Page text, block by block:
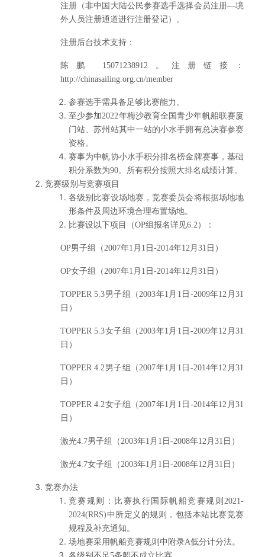
注册（非中国大陆公民参赛选手选择会员注册—境
外人员注册通道进行注册登记）。
注册后台技术支持：
陈鹏 15071238912。注册链接：
http://chinasailing.org.cn/member
参赛选手需具备足够比赛能力。
至少参加2022年梅沙教育全国青少年帆船联赛厦
门站、苏州站其中一站的小水手拥有总决赛参赛
资格。
赛事为中帆协小水手积分排名榜金牌赛事，基础
积分系数为90。所有积分按照大排名成绩计算。
竞赛级别与竞赛项目
各级别比赛设场地赛，竞赛委员会将根据场地地
形条件及周边环境合理布置场地。
比赛设以下项目（OP组报名详见6.2）：
OP男子组（2007年1月1日-2014年12月31日）
OP女子组（2007年1月1日-2014年12月31日）
TOPPER 5.3男子组（2003年1月1日-2009年12月31
日）
TOPPER 5.3女子组（2003年1月1日-2009年12月31
日）
TOPPER 4.2 男子组（2007年1月1日-2014年12月31
日）
TOPPER 4.2女子组（2007年1月1日-2014年12月31
日）
激光4.7男子组（2003年1月1日-2008年12月31日）
激光4.7女子组（2003年1月1日-2008年12月31日）
竞赛办法
竞赛规则：比赛执行国际帆船竞赛规则2021-
2024(RRS)中所定义的规则，包括本站比赛竞赛
规程及补充通知。
场地赛采用帆船竞赛规则中附录A低分计分法。